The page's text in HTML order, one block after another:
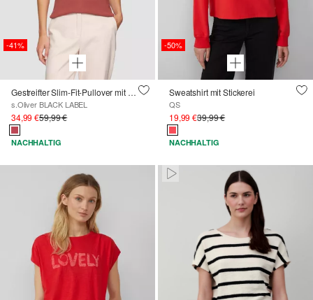
-41%
Gestreifter Slim-Fit-Pullover mit kurzen Ärmeln
s.Oliver BLACK LABEL
34,99 €59,99 €
NACHHALTIG
-50%
Sweatshirt mit Stickerei
QS
19,99 €39,99 €
NACHHALTIG
Pausiert • Stumm